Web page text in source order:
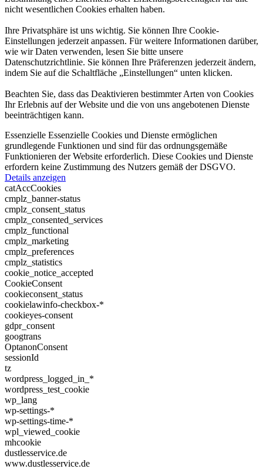
nicht wesentlichen Cookies erhalten haben.
Ihre Privatsphäre ist uns wichtig. Sie können Ihre Cookie-
Einstellungen jederzeit anpassen. Für weitere Informationen darüber,
wie wir Daten verwenden, lesen Sie bitte unsere
Datenschutzrichtlinie. Sie können Ihre Präferenzen jederzeit ändern,
indem Sie auf die Schaltfläche „Einstellungen“ unten klicken.
Beachten Sie, dass das Deaktivieren bestimmter Arten von Cookies
Ihr Erlebnis auf der Website und die von uns angebotenen Dienste
beeinträchtigen kann.
Essenzielle Essenzielle Cookies und Dienste ermöglichen
grundlegende Funktionen und sind für das ordnungsgemäße
Funktionieren der Website erforderlich. Diese Cookies und Dienste
erfordern keine Zustimmung des Nutzers gemäß der DSGVO.
Details anzeigen
catAccCookies
cmplz_banner-status
cmplz_consent_status
cmplz_consented_services
cmplz_functional
cmplz_marketing
cmplz_preferences
cmplz_statistics
cookie_notice_accepted
CookieConsent
cookieconsent_status
cookielawinfo-checkbox-*
cookieyes-consent
gdpr_consent
googtrans
OptanonConsent
sessionId
tz
wordpress_logged_in_*
wordpress_test_cookie
wp_lang
wp-settings-*
wp-settings-time-*
wpl_viewed_cookie
mhcookie
dustlesservice.de
www.dustlesservice.de